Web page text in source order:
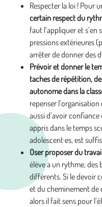
Respecter la loi ! Pour
certain respect du
faut l’appliquer et
pressions extérieures
arrêter de donner des
Prévoir et donner le
taches de répétition,
autonome dans la
repenser
aussi d’avoir
appris dans le temps
adolescent·es, est
Oser proposer du
élève a un rythme, des
différents. Si le devoir
et du cheminement de
alors il fait sens pour